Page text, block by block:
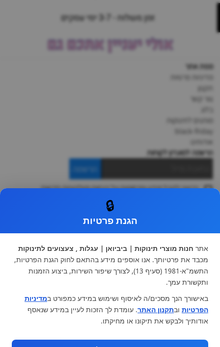
זמן משלוח - 3-7 ימי עסקים
אולי יעניין אתכם גם
מפת אתר
צור קשר
מותגים לתינוקות
black-friday
אודותינו
הרשמה למועדון לקוחות
הרשמה
ברצוני לקבל מידע ופרסומות על הנחות וקולקציות חדשות
עגלות וטיולונים
כיסא בטיחות ואביזרים
ריהוט לתינוקות
מצעים למיטת תינוק וטקסטיל
צעצועי ילדים
על גלגלים
הנקה והאכלה
מוצרי אמבטיה
מוזמנים לבקר אותנו:
🔒
הגנת פרטיות
אתר חנות מוצרי תינוקות | ביביואן | עגלות , צעצועים לתינוקות
מכבד את פרטיותך. אנו אוספים מידע בהתאם לחוק הגנת הפרטיות,
התשמ"א-1981 (סעיף 13), לצורך שיפור השירות, ביצוע הזמנות
ותקשורת עמך.
באישורך הנך מסכים/ה לאיסוף ושימוש במידע כמפורט במדיניות
הפרטיות ובתקנון האתר. עומדת לך הזכות לעיין במידע שנאסף
אודותיך ולבקש את תיקונו או מחיקתו.